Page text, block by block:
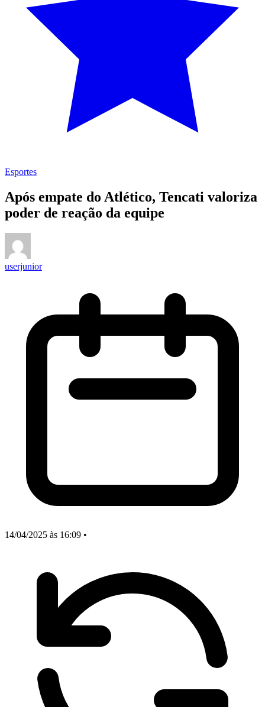
Esportes
Após empate do Atlético, Tencati valoriza
poder de reação da equipe
userjunior
14/04/2025 às 16:09 •